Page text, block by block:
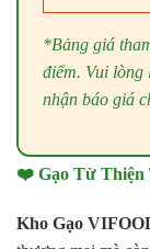
*Bảng giá
điểm. Vui lòng
nhận báo giá
❤️ Gạo Từ Thiện
Kho Gạo